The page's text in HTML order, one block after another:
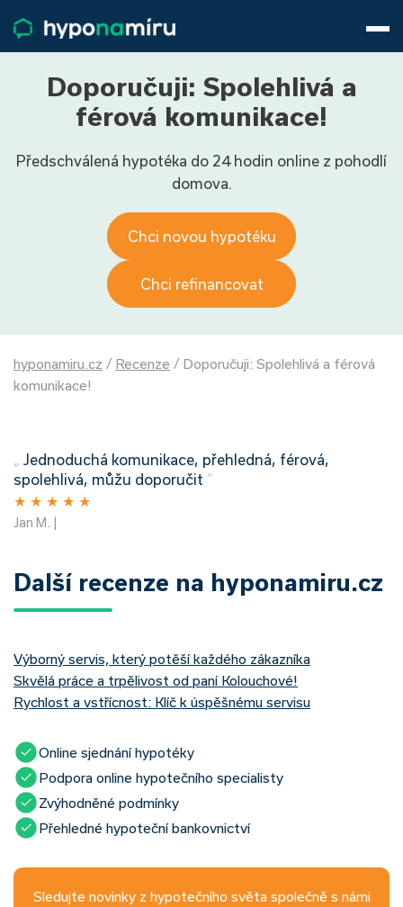
Životní pojištění
Pojištění nemovitosti
Články
800 688 388
9−16 hod.
Doporučuji: Spolehlivá a
férová komunikace!
Předschválená hypotéka do 24 hodin online z pohodlí
domova.
Chci novou hypotéku
Chci refinancovat
hyponamiru.cz / Recenze / Doporučuji: Spolehlivá a férová
komunikace!
„ Jednoduchá komunikace, přehledná, férová,
spolehlivá, můžu doporučit ”
★ ★ ★ ★ ★
Jan M. |
Další recenze na hyponamiru.cz
Výborný servis, který potěší každého zákazníka
Skvělá práce a trpělivost od paní Kolouchové!
Rychlost a vstřícnost: Klíč k úspěšnému servisu
Online sjednání hypotéky
Podpora online hypotečního specialisty
Zvýhodněné podmínky
Přehledné hypoteční bankovnictví
Sledujte novinky z hypotečního světa společně s námi